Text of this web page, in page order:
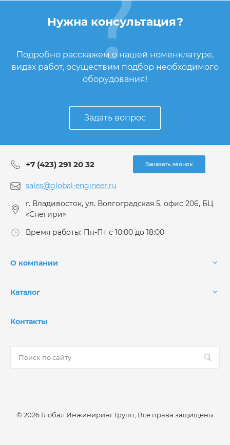
Нужна консультация?
Подробно расскажем о нашей номенклатуре,
видах работ, осуществим подбор необходимого
оборудования!
Задать вопрос
+7 (423) 291 20 32 Заказать звонок
sales@global-engineer.ru
г. Владивосток, ул. Волгоградская 5, офис 206, БЦ
«Снегири»
Время работы: Пн-Пт с 10:00 до 18:00
О компании
Каталог
Контакты
© 2026 Глобал Инжиниринг Групп, Все права защищены